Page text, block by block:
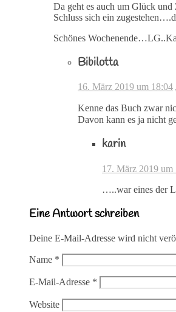
Da geht es auch um Glück
Schluss sich ein
Schönes
Bibilotta
16. März 2019 um 18:04
Kenne das Buch zwar
Davon kann es ja nicht
karin
17. März 2019 um
…..war eines der
Eine Antwort schreiben
Deine E-Mail-Adresse wird nicht
Name *
E-Mail-Adresse *
Website